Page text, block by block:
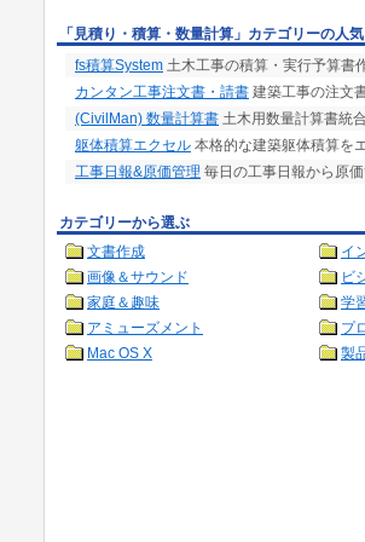
「見積り・積算・数量計算」カテゴリーの人
fs積算System 土木工事の積算・実行予算書
カンタン工事注文書・請書 建築工事の注文
(CivilMan) 数量計算書 土木用数量計算書統
躯体積算エクセル 本格的な建築躯体積算を
工事日報&原価管理 毎日の工事日報から原
カテゴリーから選ぶ
文書作成
イ
画像＆サウンド
ビ
家庭＆趣味
学
アミューズメント
プ
Mac OS X
製